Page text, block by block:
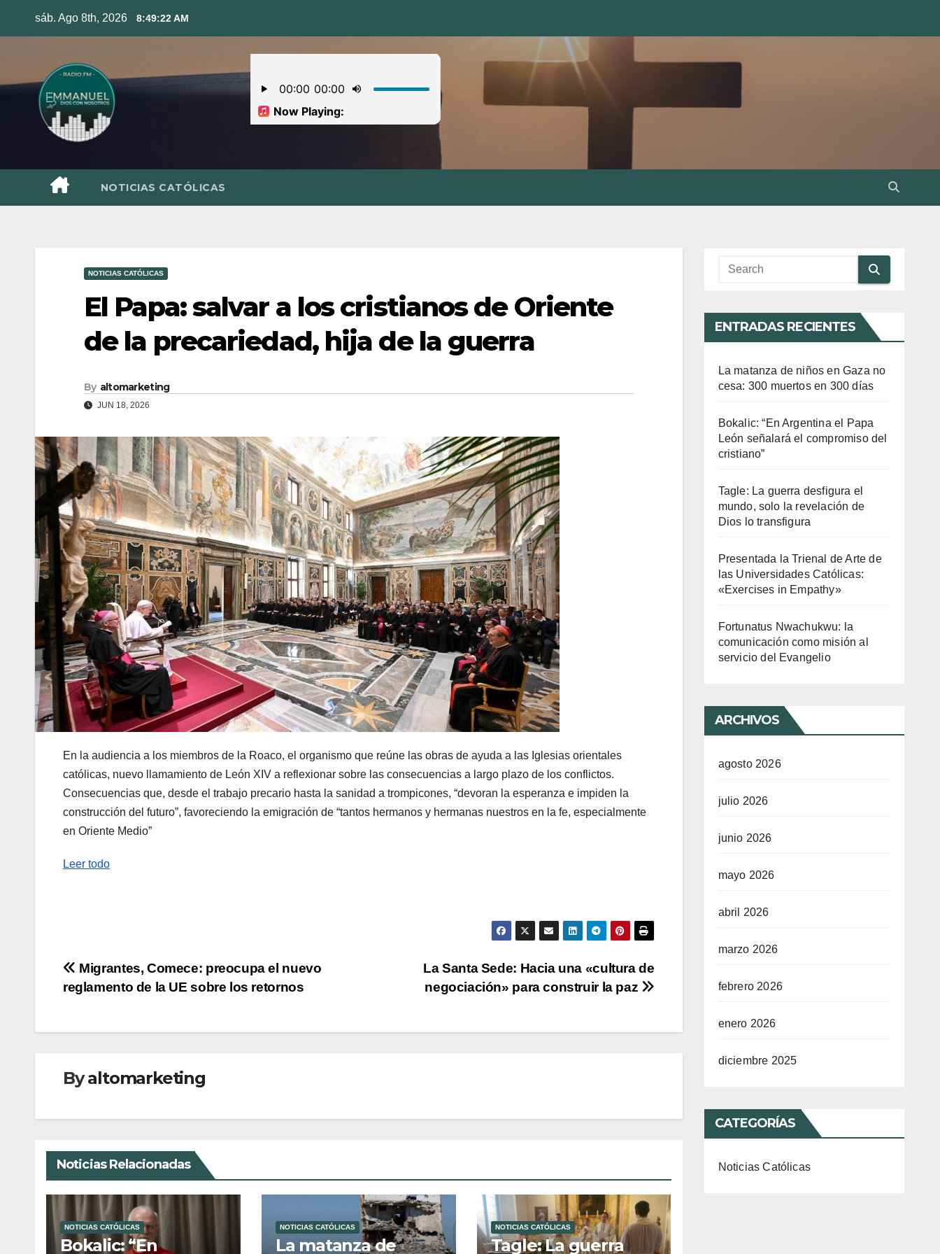
sáb. Ago 8th, 2026 8:49:23 AM
NOTICIAS CATÓLICAS
NOTICIAS CATÓLICAS
El Papa: salvar a los cristianos de Oriente
de la precariedad, hija de la guerra
By altomarketing
JUN 18, 2026
En la audiencia a los miembros de la Roaco, el organismo que reúne las obras de ayuda a las Iglesias orientales
católicas, nuevo llamamiento de León XIV a reflexionar sobre las consecuencias a largo plazo de los conflictos.
Consecuencias que, desde el trabajo precario hasta la sanidad a trompicones, “devoran la esperanza e impiden la
construcción del futuro”, favoreciendo la emigración de “tantos hermanos y hermanas nuestros en la fe, especialmente
en Oriente Medio”
Leer todo
Navegación
de
entradas
La Santa Sede: Hacia una «cultura de
negociación» para construir la paz
Migrantes, Comece: preocupa el nuevo
reglamento de la UE sobre los retornos
Byaltomarketing
Noticias Relacionadas
NOTICIAS CATÓLICAS
Bokalic: “En
NOTICIAS CATÓLICAS
La matanza de
NOTICIAS CATÓLICAS
Tagle: La guerra
ENTRADAS RECIENTES
La matanza de niños en Gaza no
cesa: 300 muertos en 300 días
Bokalic: “En Argentina el Papa
León señalará el compromiso del
cristiano”
Tagle: La guerra desfigura el
mundo, solo la revelación de
Dios lo transfigura
Presentada la Trienal de Arte de
las Universidades Católicas:
«Exercises in Empathy»
Fortunatus Nwachukwu: la
comunicación como misión al
servicio del Evangelio
ARCHIVOS
agosto 2026
julio 2026
junio 2026
mayo 2026
abril 2026
marzo 2026
febrero 2026
enero 2026
diciembre 2025
CATEGORÍAS
Noticias Católicas